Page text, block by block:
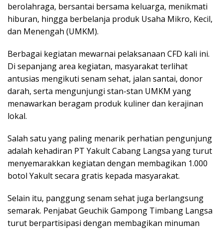
berolahraga, bersantai bersama keluarga, menikmati
hiburan, hingga berbelanja produk Usaha Mikro, Kecil,
dan Menengah (UMKM).
Berbagai kegiatan mewarnai pelaksanaan CFD kali ini.
Di sepanjang area kegiatan, masyarakat terlihat
antusias mengikuti senam sehat, jalan santai, donor
darah, serta mengunjungi stan-stan UMKM yang
menawarkan beragam produk kuliner dan kerajinan
lokal.
Salah satu yang paling menarik perhatian pengunjung
adalah kehadiran PT Yakult Cabang Langsa yang turut
menyemarakkan kegiatan dengan membagikan 1.000
botol Yakult secara gratis kepada masyarakat.
Selain itu, panggung senam sehat juga berlangsung
semarak. Penjabat Geuchik Gampong Timbang Langsa
turut berpartisipasi dengan membagikan minuman